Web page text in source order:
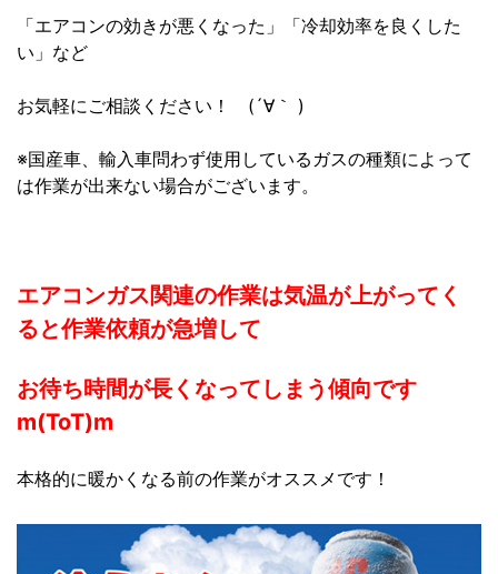
「エアコンの効きが悪くなった」「冷却効率を良くした
い」など
お気軽にご相談ください！ (´∀｀ )
※国産車、輸入車問わず使用しているガスの種類によって
は作業が出来ない場合がございます。
エアコンガス関連の作業は気温が上がってく
ると作業依頼が急増して
お待ち時間が長くなってしまう傾向です
m(ToT)m
本格的に暖かくなる前の作業がオススメです！